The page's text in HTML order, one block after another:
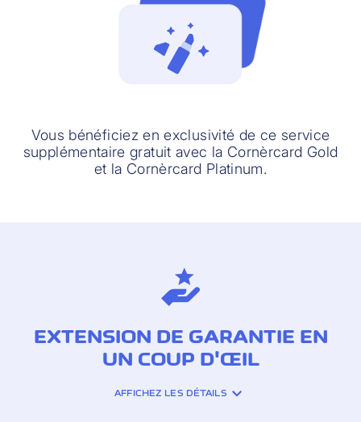
Vous bénéficiez en exclusivité de ce service
supplémentaire gratuit avec la Cornèrcard Gold
et la Cornèrcard Platinum.
EXTENSION DE GARANTIE EN
UN COUP D'ŒIL
AFFICHEZ LES DÉTAILS